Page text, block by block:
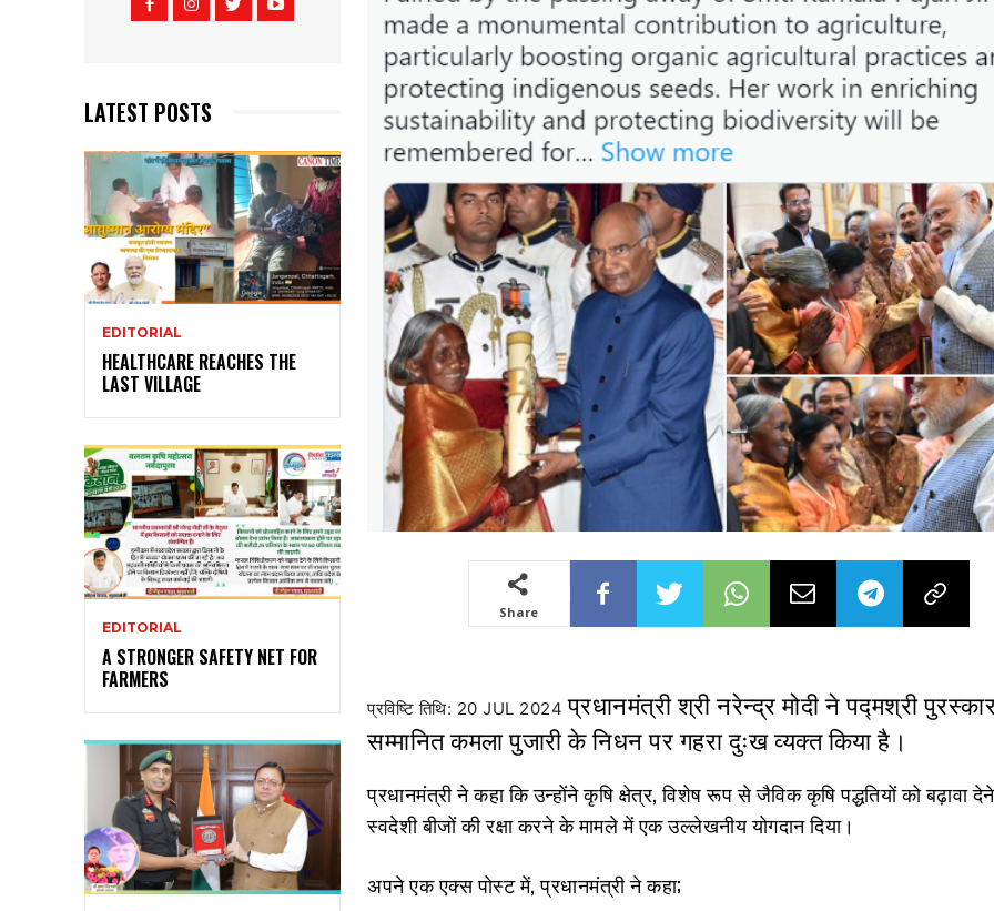
LATEST POSTS
EDITORIAL
HEALTHCARE REACHES THE
LAST VILLAGE
EDITORIAL
A STRONGER SAFETY NET FOR
FARMERS
Share
प्रविष्टि तिथि: 20 JUL 2024 प्रधानमंत्री श्री नरेन्द्र मोदी ने पद्मश्री
सम्मानित कमला पुजारी के निधन पर गहरा दुःख व्यक्त किया है।
प्रधानमंत्री ने कहा कि उन्होंने कृषि क्षेत्र, विशेष रूप से जैविक कृषि पद्धतियों को बढ़ावा
स्वदेशी बीजों की रक्षा करने के मामले में एक उल्लेखनीय योगदान दिया।
अपने एक एक्स पोस्ट में, प्रधानमंत्री ने कहा;